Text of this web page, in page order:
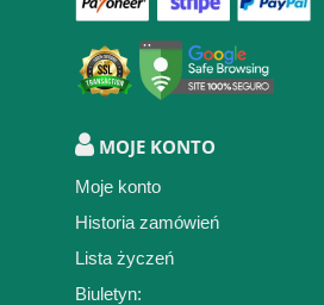
MOJE KONTO
Moje konto
Historia zamówień
Lista życzeń
Biuletyn: